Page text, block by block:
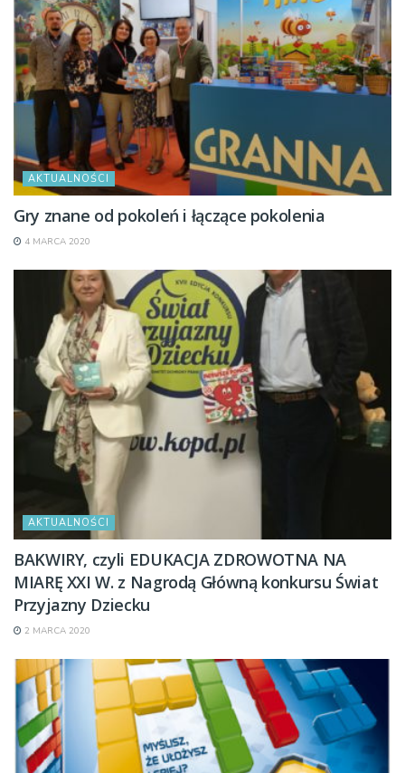
AKTUALNOŚCI
Gry znane od pokoleń i łączące pokolenia
4 MARCA 2020
AKTUALNOŚCI
BAKWIRY, czyli EDUKACJA ZDROWOTNA NA
MIARĘ XXI W. z Nagrodą Główną konkursu Świat
Przyjazny Dziecku
2 MARCA 2020